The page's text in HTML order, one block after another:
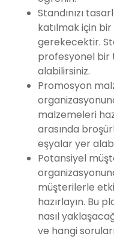
Standınızı
katılmak için
gerekecektir.
profesyonel bir
alabilirsiniz.
Promosyon
malzemeleri
arasında
eşyalar yer
Potansiyel
müşterilerle
hazırlayın. Bu
nasıl
ve hangi